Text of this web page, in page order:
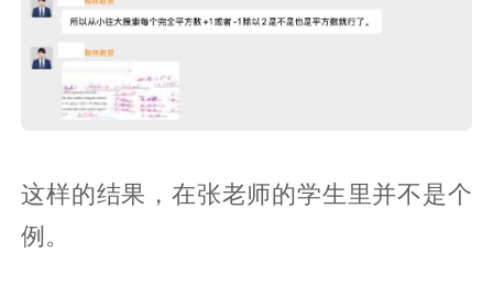
这样的结果，在张老师的学生里并不是个
例。